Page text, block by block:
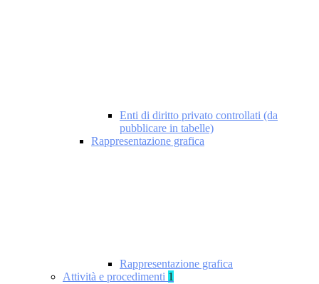
Enti di diritto privato controllati (da
pubblicare in tabelle)
Rappresentazione grafica
Rappresentazione grafica
Attività e procedimenti 1